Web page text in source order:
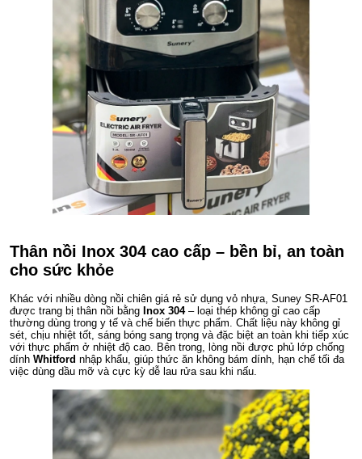
Thân nồi Inox 304 cao cấp – bền bỉ, an toàn
cho sức khỏe
Khác với nhiều dòng nồi chiên giá rẻ sử dụng vỏ nhựa, Suney SR-AF01
được trang bị thân nồi bằng Inox 304– loại thép không gỉ cao cấp
thường dùng trong y tế và chế biến thực phẩm. Chất liệu này không gỉ
sét, chịu nhiệt tốt, sáng bóng sang trọng và đặc biệt an toàn khi tiếp xúc
với thực phẩm ở nhiệt độ cao. Bên trong, lòng nồi được phủ lớp chống
dính Whitford nhập khẩu, giúp thức ăn không bám dính, hạn chế tối đa
việc dùng dầu mỡ và cực kỳ dễ lau rửa sau khi nấu.